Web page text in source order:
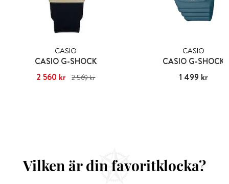
CASIO
CASIO G-SHOCK
Nuvarande pris:2 560 krTidigare
2 560 kr 2 569 kr
CASIO
CASIO G-SHOCK
Pris :1 499 kr
1 499 kr
Vilken är din favoritklocka?